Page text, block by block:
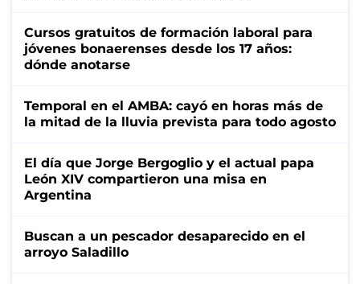
Cursos gratuitos de formación laboral para
jóvenes bonaerenses desde los 17 años:
dónde anotarse
Temporal en el AMBA: cayó en horas más de
la mitad de la lluvia prevista para todo agosto
El día que Jorge Bergoglio y el actual papa
León XIV compartieron una misa en
Argentina
Buscan a un pescador desaparecido en el
arroyo Saladillo